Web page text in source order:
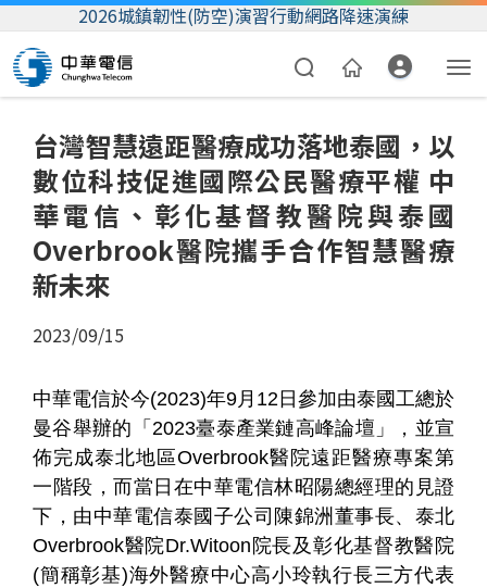
2026城鎮韌性(防空)演習行動網路降速演練
資費合約
我的帳號
台灣智慧遠距醫療成功落地泰國，以
數位科技促進國際公民醫療平權 中
華電信、彰化基督教醫院與泰國
Overbrook醫院攜手合作智慧醫療
新未來
2023/09/15
中華電信於今(2023)年9月12日參加由泰國工總於
曼谷舉辦的「2023臺泰產業鏈高峰論壇」，並宣
佈完成泰北地區Overbrook醫院遠距醫療專案第
一階段，而當日在中華電信林昭陽總經理的見證
下，由中華電信泰國子公司陳錦洲董事長、泰北
Overbrook醫院Dr.Witoon院長及彰化基督教醫院
(簡稱彰基)海外醫療中心高小玲執行長三方代表